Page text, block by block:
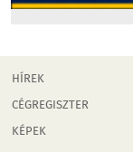
HÍREK
CÉGREGISZTER
KÉPEK